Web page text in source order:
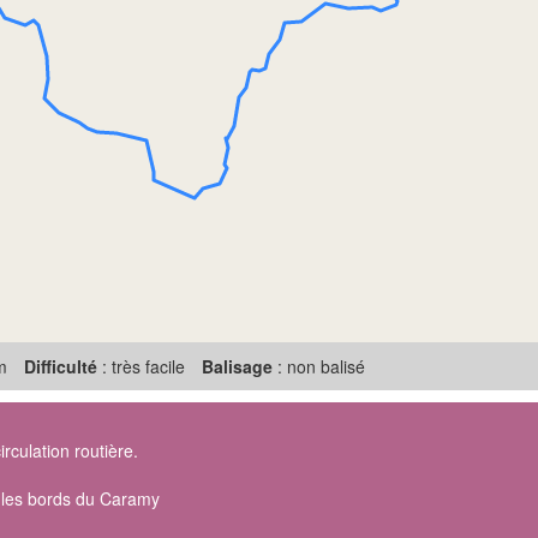
Difficulté : très facile Balisage : non balisé
routière.
bords du Caramy